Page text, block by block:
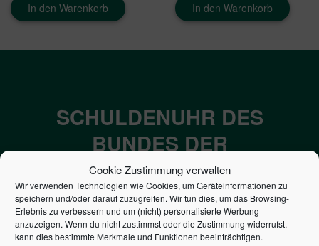
Cookie Zustimmung verwalten
Wir verwenden Technologien wie Cookies, um Geräteinformationen zu
speichern und/oder darauf zuzugreifen. Wir tun dies, um das Browsing-
Erlebnis zu verbessern und um (nicht) personalisierte Werbung
anzuzeigen. Wenn du nicht zustimmst oder die Zustimmung widerrufst,
kann dies bestimmte Merkmale und Funktionen beeinträchtigen.
In den Warenkorb In den Warenkorb
SCHULDENUHR DES
BUNDES DER
STEUERZAHLER
7,052€
NEUVERSCHULDUNG